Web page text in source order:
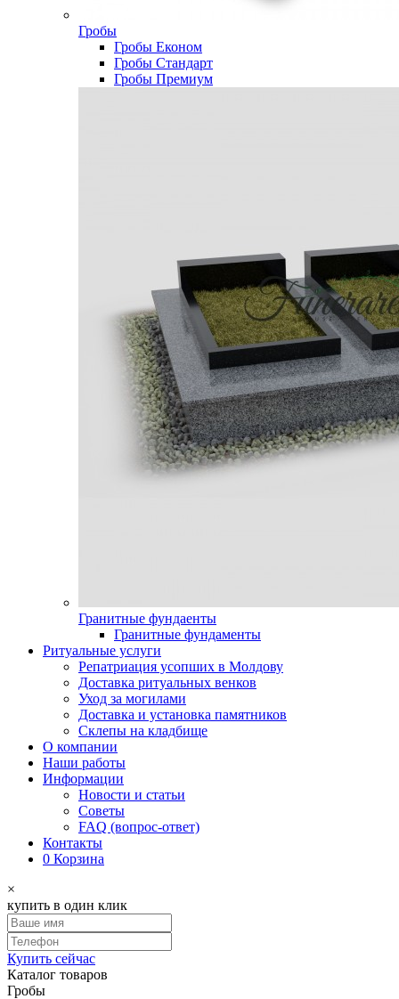
Гробы
Гробы Економ
Гробы Стандарт
Гробы Премиум
Гранитные фундаенты
Гранитные фундаменты
Ритуальные услуги
Репатриация усопших в Молдову
Доставка ритуальных венков
Уход за могилами
Доставка и установка памятников
Склепы на кладбище
О компании
Наши работы
Информации
Новости и статьи
Советы
FAQ (вопрос-ответ)
Контакты
0 Корзина
×
купить в один клик
Купить сейчас
Каталог товаров
Гробы